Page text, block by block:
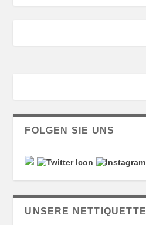
FOLGEN SIE UNS
UNSERE NETTIQUETTE